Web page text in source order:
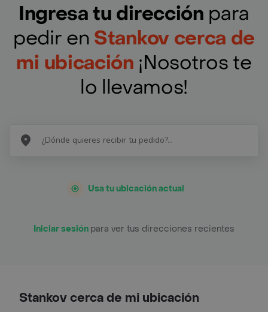
Ingresa tu dirección para
pedir en Stankov cerca de
mi ubicación ¡Nosotros te
lo llevamos!
Usa tu ubicación actual
Iniciar sesión para ver tus direcciones recientes
Stankov cerca de mi ubicación